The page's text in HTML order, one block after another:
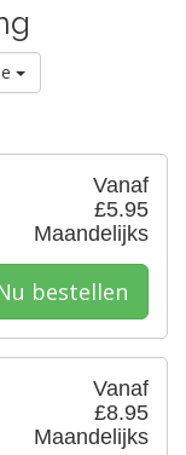
Vanaf
£5.95
Maandelijks
bestellen
Vanaf
£8.95
Maandelijks